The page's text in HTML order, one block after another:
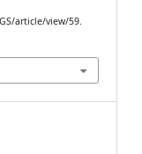
article/view/59.